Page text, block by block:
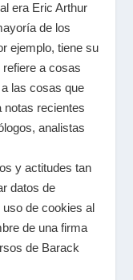
era Eric Arthur
de los
ejemplo, tiene su
a cosas
las cosas que
notas recientes
analistas
y actitudes tan
datos de
de cookies al
de una firma
de Barack